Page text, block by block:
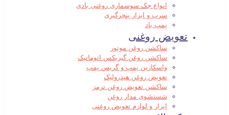
انواع جک سوسماری روغنی بادی
سرب و ابزار پنچرگیری
پمپ باد
تعویض روغنی
ساکشن روغن موتور
ساکشن روغن گیربکس اتوماتیک
واسکازین پمپ و گریس پمپ
تعویض روغن هیدرولیک
ساکشن تعویض روغن ترمز
شستشوی مدار روغن
ابزار و لوازم تعویض روغنی